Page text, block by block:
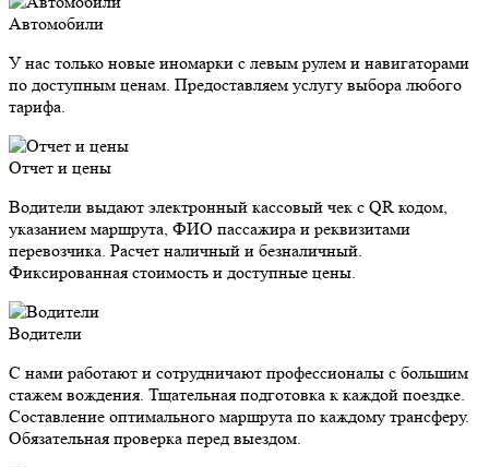
Автомобили
У нас только новые иномарки с левым рулем и навигаторами
по доступным ценам. Предоставляем услугу выбора любого
тарифа.
Отчет и цены
Водители выдают электронный кассовый чек с QR кодом,
указанием маршрута, ФИО пассажира и реквизитами
перевозчика. Расчет наличный и безналичный.
Фиксированная стоимость и доступные цены.
Водители
С нами работают и сотрудничают профессионалы с большим
стажем вождения. Тщательная подготовка к каждой поездке.
Составление оптимального маршрута по каждому трансферу.
Обязательная проверка перед выездом.